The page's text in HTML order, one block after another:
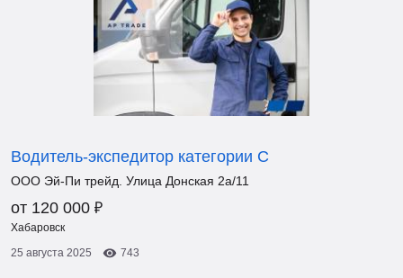
Водитель-экспедитор категории С
ООО Эй-Пи трейд. Улица Донская 2а/11
от 120 000 ₽
Хабаровск
25 августа 2025
743